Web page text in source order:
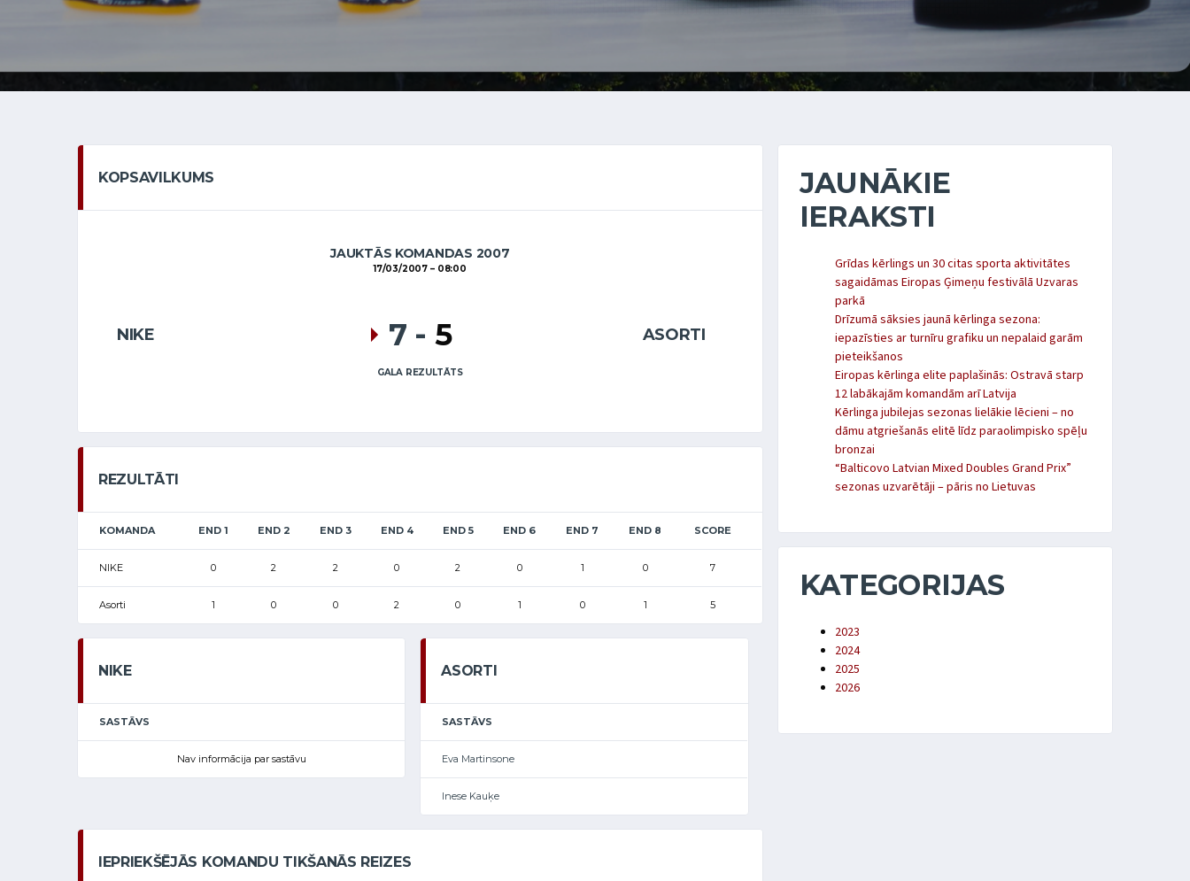
KOPSAVILKUMS
JAUKTĀS KOMANDAS 2007
17/03/2007 08:00
NIKE ASORTI
7 - 5
GALA REZULTĀTS
REZULTĀTI
KOMANDA END 1 END 2 END 3 END 4 END 5 END 6 END 7 END 8 SCORE
NIKE 0 2 2 0 2 0 1 0 7
Asorti 1 0 0 2 0 1 0 1 5
NIKE
SASTĀVS
Nav informācija par sastāvu
ASORTI
SASTĀVS
Eva Martinsone
Inese Kauķe
IEPRIEKŠĒJĀS KOMANDU TIKŠANĀS REIZES
JAUNĀKIE
IERAKSTI
Grīdas kērlings un 30 citas sporta aktivitātes
sagaidāmas Eiropas Ģimeņu festivālā Uzvaras
parkā
Drīzumā sāksies jaunā kērlinga sezona:
iepazīsties ar turnīru grafiku un nepalaid garām
pieteikšanos
Eiropas kērlinga elite paplašinās: Ostravā starp
12 labākajām komandām arī Latvija
Kērlinga jubilejas sezonas lielākie lēcieni – no
dāmu atgriešanās elitē līdz paraolimpisko spēļu
bronzai
“Balticovo Latvian Mixed Doubles Grand Prix”
sezonas uzvarētāji – pāris no Lietuvas
KATEGORIJAS
2023
2024
2025
2026